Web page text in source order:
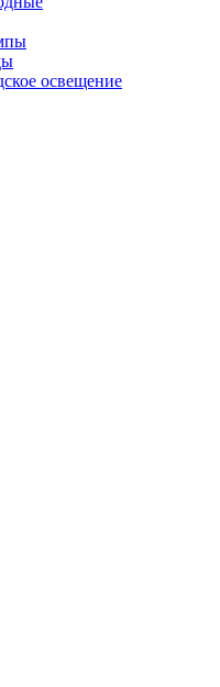
освещение